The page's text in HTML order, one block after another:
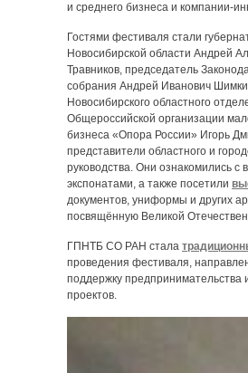
и среднего бизнеса и компании-
Гостями фестиваля стали
Новосибирской области Андрей
Травников, председатель
собрания Андрей Иванович
Новосибирского областного
Общероссийской организации
бизнеса «Опора России» Игорь
представители областного и
руководства. Они ознакомились с
экспонатами, а также посетили
документов, униформы и других
посвящённую Великой
ГПНТБ СО РАН стала
проведения фестиваля,
поддержку предпринимательства
проектов.